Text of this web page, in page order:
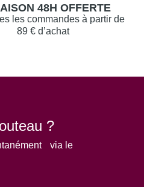
48H OFFERTE
les commandes à partir de
89 € d’achat
?
via le